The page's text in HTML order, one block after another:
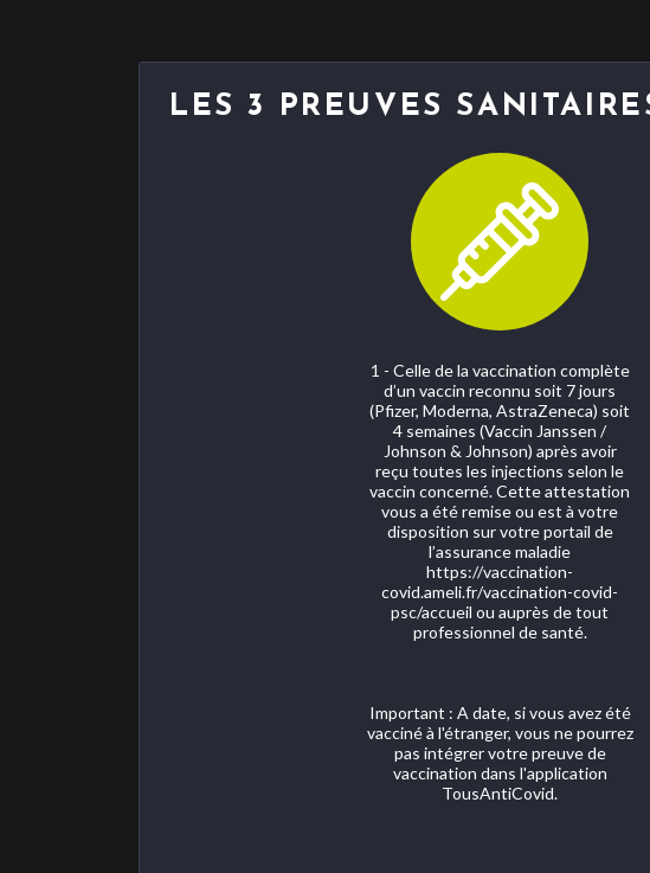
LES 3 PREUVES
1 - Celle de la vaccination complète
d’un vaccin reconnu soit 7 jours
(Pfizer, Moderna, AstraZeneca) soit
4 semaines (Vaccin Janssen /
Johnson & Johnson) après avoir
reçu toutes les injections selon le
vaccin concerné. Cette attestation
vous a été remise ou est à votre
disposition sur votre portail de
l’assurance maladie
https://vaccination-
covid.ameli.fr/vaccination-covid-
psc/accueil ou auprès de tout
professionnel de santé.
Important : A date, si vous avez été
vacciné à l'étranger, vous ne pourrez
pas intégrer votre preuve de
vaccination dans l'application
TousAntiCovid.